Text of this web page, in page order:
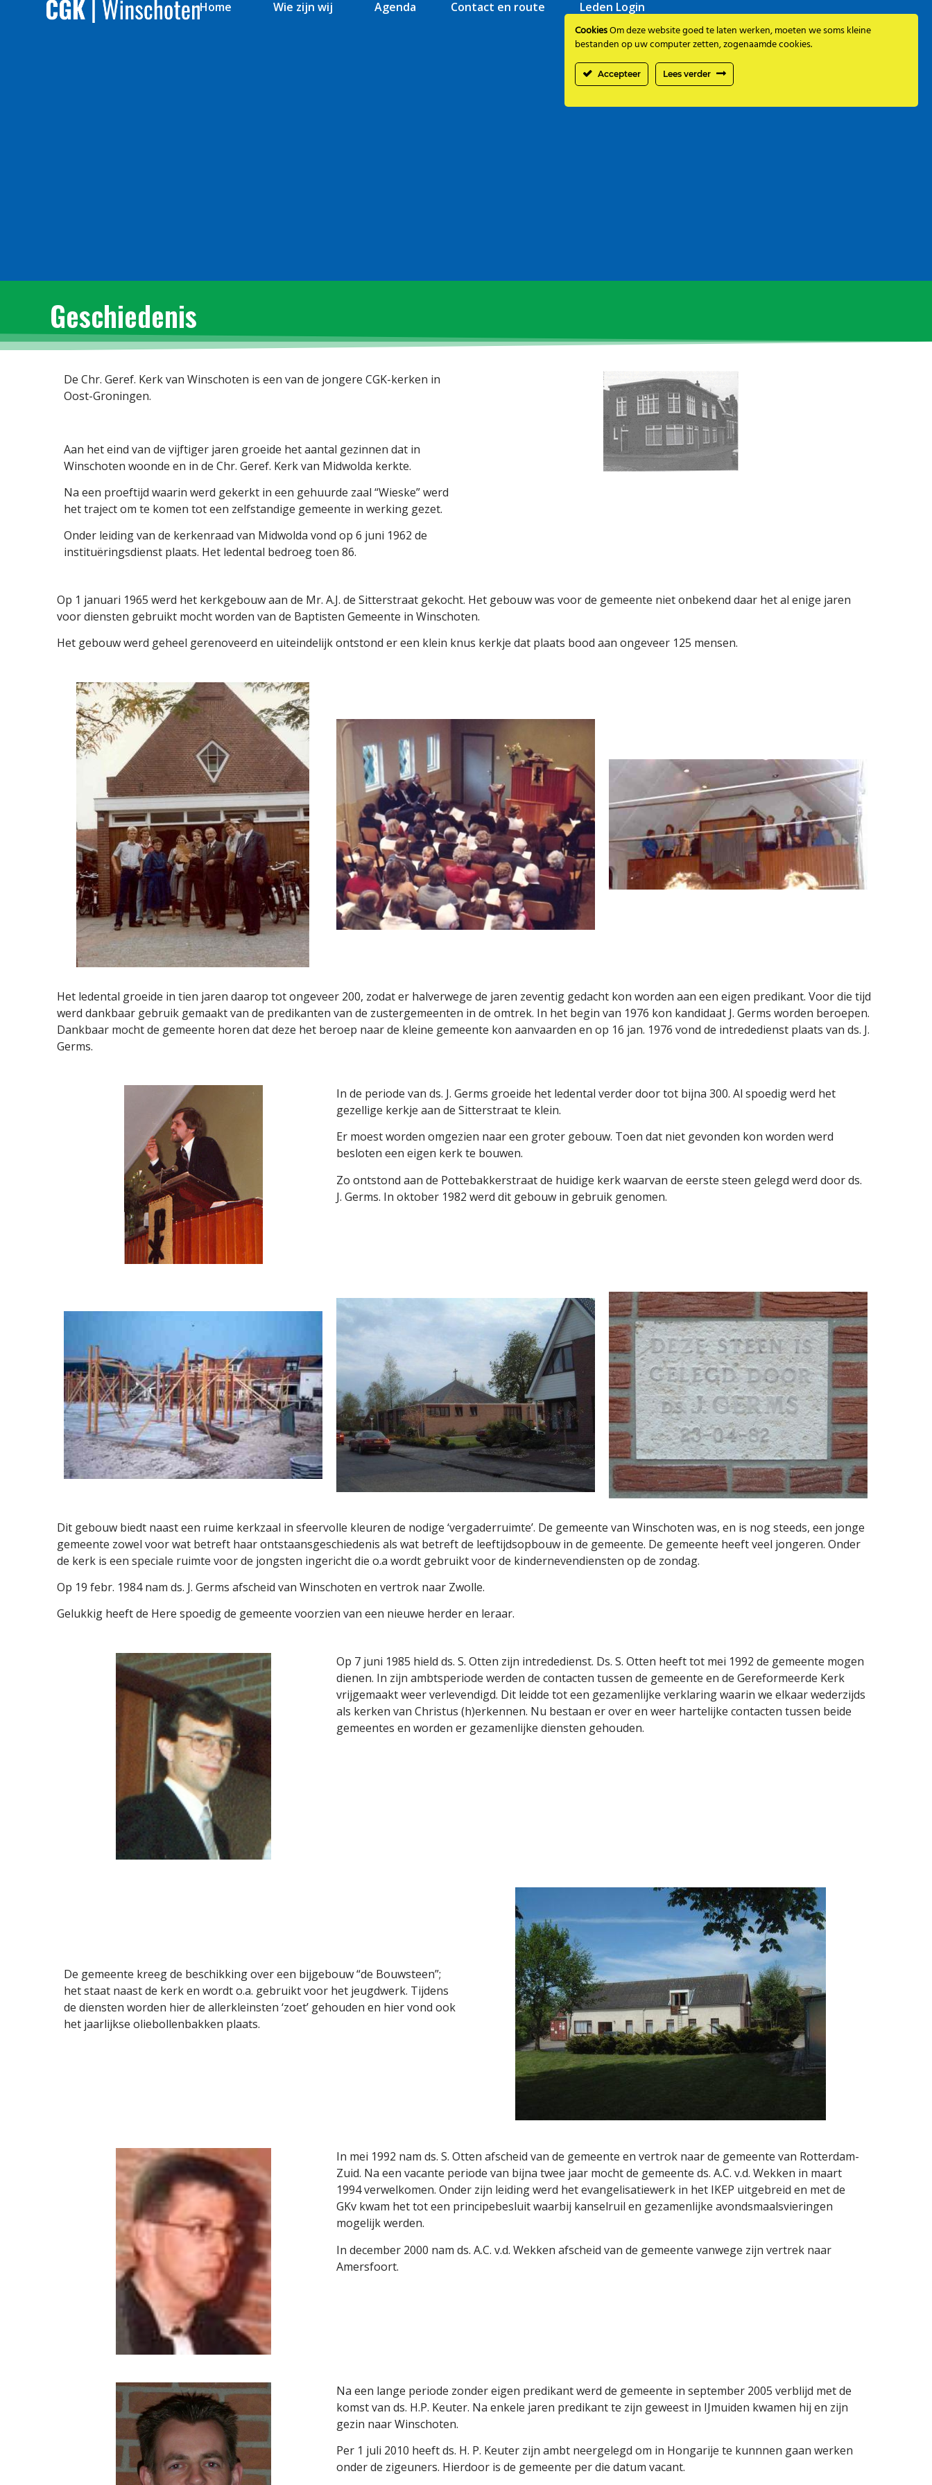
Home Wie zijn wij Agenda Contact en route Leden Login
Geschiedenis
De Chr. Geref. Kerk van Winschoten is een van de jongere CGK-kerken in
Oost-Groningen.
Aan het eind van de vijftiger jaren groeide het aantal gezinnen dat in
Winschoten woonde en in de Chr. Geref. Kerk van Midwolda kerkte.
Na een proeftijd waarin werd gekerkt in een gehuurde zaal “Wieske” werd
het traject om te komen tot een zelfstandige gemeente in werking gezet.
Onder leiding van de kerkenraad van Midwolda vond op 6 juni 1962 de
instituëringsdienst plaats. Het ledental bedroeg toen 86.
Op 1 januari 1965 werd het kerkgebouw aan de Mr. A.J. de Sitterstraat gekocht. Het gebouw was voor de gemeente niet onbekend daar het al enige jaren
voor diensten gebruikt mocht worden van de Baptisten Gemeente in Winschoten.
Het gebouw werd geheel gerenoveerd en uiteindelijk ontstond er een klein knus kerkje dat plaats bood aan ongeveer 125 mensen.
Het ledental groeide in tien jaren daarop tot ongeveer 200, zodat er halverwege de jaren zeventig gedacht kon worden aan een eigen predikant. Voor die tijd
werd dankbaar gebruik gemaakt van de predikanten van de zustergemeenten in de omtrek. In het begin van 1976 kon kandidaat J. Germs worden beroepen.
Dankbaar mocht de gemeente horen dat deze het beroep naar de kleine gemeente kon aanvaarden en op 16 jan. 1976 vond de intrededienst plaats van ds. J.
Germs.
In de periode van ds. J. Germs groeide het ledental verder door tot bijna 300. Al spoedig werd het
gezellige kerkje aan de Sitterstraat te klein.
Er moest worden omgezien naar een groter gebouw. Toen dat niet gevonden kon worden werd
besloten een eigen kerk te bouwen.
Zo ontstond aan de Pottebakkerstraat de huidige kerk waarvan de eerste steen gelegd werd door ds.
J. Germs. In oktober 1982 werd dit gebouw in gebruik genomen.
Dit gebouw biedt naast een ruime kerkzaal in sfeervolle kleuren de nodige ‘vergaderruimte’. De gemeente van Winschoten was, en is nog steeds, een jonge
gemeente zowel voor wat betreft haar ontstaansgeschiedenis als wat betreft de leeftijdsopbouw in de gemeente. De gemeente heeft veel jongeren. Onder
de kerk is een speciale ruimte voor de jongsten ingericht die o.a wordt gebruikt voor de kindernevendiensten op de zondag.
Op 19 febr. 1984 nam ds. J. Germs afscheid van Winschoten en vertrok naar Zwolle.
Gelukkig heeft de Here spoedig de gemeente voorzien van een nieuwe herder en leraar.
Op 7 juni 1985 hield ds. S. Otten zijn intrededienst. Ds. S. Otten heeft tot mei 1992 de gemeente mogen
dienen. In zijn ambtsperiode werden de contacten tussen de gemeente en de Gereformeerde Kerk
vrijgemaakt weer verlevendigd. Dit leidde tot een gezamenlijke verklaring waarin we elkaar wederzijds
als kerken van Christus (h)erkennen. Nu bestaan er over en weer hartelijke contacten tussen beide
gemeentes en worden er gezamenlijke diensten gehouden.
De gemeente kreeg de beschikking over een bijgebouw “de Bouwsteen”;
het staat naast de kerk en wordt o.a. gebruikt voor het jeugdwerk. Tijdens
de diensten worden hier de allerkleinsten ‘zoet’ gehouden en hier vond ook
het jaarlijkse oliebollenbakken plaats.
In mei 1992 nam ds. S. Otten afscheid van de gemeente en vertrok naar de gemeente van Rotterdam-
Zuid. Na een vacante periode van bijna twee jaar mocht de gemeente ds. A.C. v.d. Wekken in maart
1994 verwelkomen. Onder zijn leiding werd het evangelisatiewerk in het IKEP uitgebreid en met de
GKv kwam het tot een principebesluit waarbij kanselruil en gezamenlijke avondsmaalsvieringen
mogelijk werden.
In december 2000 nam ds. A.C. v.d. Wekken afscheid van de gemeente vanwege zijn vertrek naar
Amersfoort.
Na een lange periode zonder eigen predikant werd de gemeente in september 2005 verblijd met de
komst van ds. H.P. Keuter. Na enkele jaren predikant te zijn geweest in IJmuiden kwamen hij en zijn
gezin naar Winschoten.
Per 1 juli 2010 heeft ds. H. P. Keuter zijn ambt neergelegd om in Hongarije te kunnnen gaan werken
onder de zigeuners. Hierdoor is de gemeente per die datum vacant.
CookiesOm deze website goed te laten werken, moeten we soms kleine
bestanden op uw computer zetten, zogenaamde cookies.
Accepteer Lees verder